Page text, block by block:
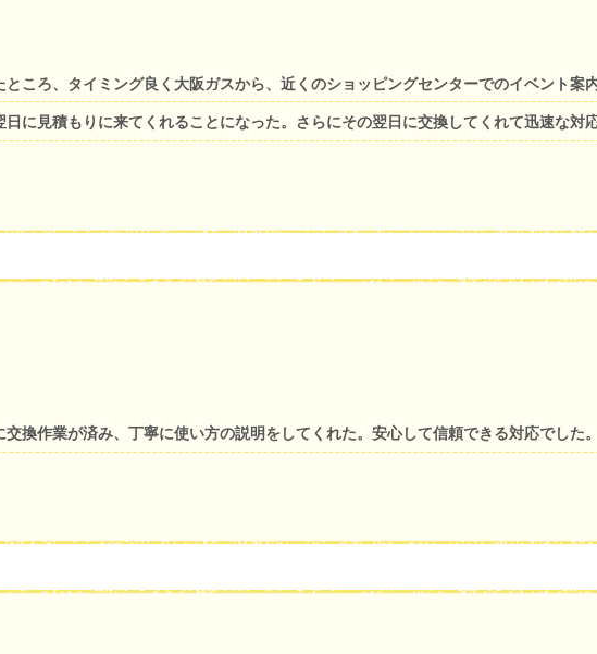
ころ、タイミング良く大阪ガスから、近くのショッピングセンターでのイベント案
に見積もりに来てくれることになった。さらにその翌日に交換してくれて迅速な対応
換作業が済み、丁寧に使い方の説明をしてくれた。安心して信頼できる対応でした。